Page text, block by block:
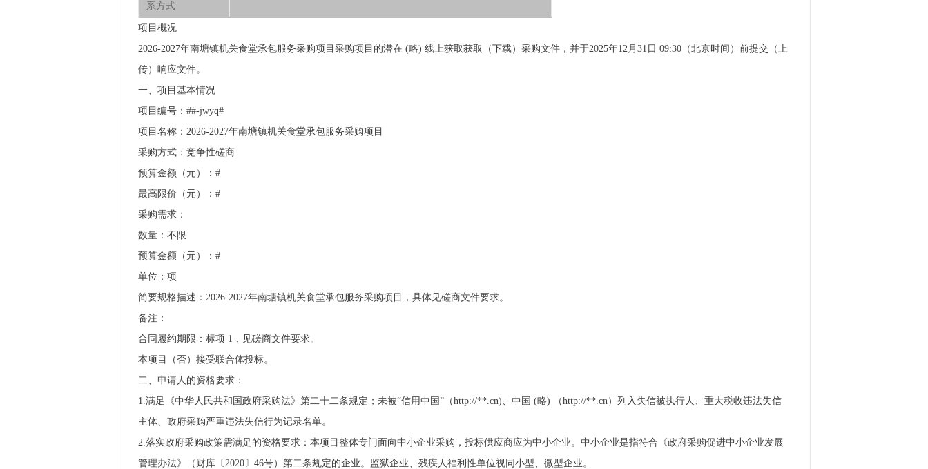
系方式
项目概况
2026-2027年南塘镇机关食堂承包服务采购项目采购项目的潜在 (略) 线上获取获取（下载）采购文件，并于2025年12月31日 09:30（北京时间）前提交（上
传）响应文件。
一、项目基本情况
项目编号：##-jwyq#
项目名称：2026-2027年南塘镇机关食堂承包服务采购项目
采购方式：竞争性磋商
预算金额（元）：#
最高限价（元）：#
采购需求：
数量：不限
预算金额（元）：#
单位：项
简要规格描述：2026-2027年南塘镇机关食堂承包服务采购项目，具体见磋商文件要求。
备注：
合同履约期限：标项 1，见磋商文件要求。
本项目（否）接受联合体投标。
二、申请人的资格要求：
1.满足《中华人民共和国政府采购法》第二十二条规定；未被“信用中国”（http://**.cn)、中国 (略) （http://**.cn）列入失信被执行人、重大税收违法失信
主体、政府采购严重违法失信行为记录名单。
2.落实政府采购政策需满足的资格要求：本项目整体专门面向中小企业采购，投标供应商应为中小企业。中小企业是指符合《政府采购促进中小企业发展
管理办法》（财库〔2020〕46号）第二条规定的企业。监狱企业、残疾人福利性单位视同小型、微型企业。